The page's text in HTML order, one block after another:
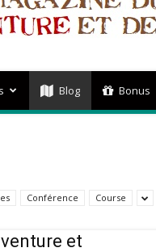
Blog Bonus
Conférence Course
et